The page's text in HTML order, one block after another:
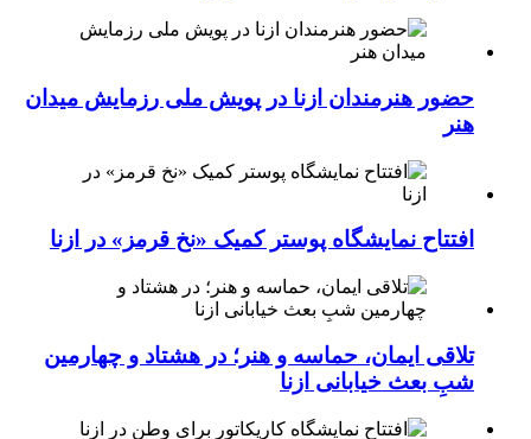
حضور هنرمندان ازنا در پویش ملی رزمایش میدان
هنر
افتتاح نمایشگاه پوستر کمیک «نخ قرمز» در ازنا
تلاقی ایمان، حماسه و هنر؛ در هشتاد و چهارمین
شبِ بعث خیابانی ازنا